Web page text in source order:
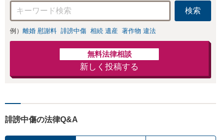
検索
例） 離婚 慰謝料 誹謗中傷 相続 遺産 著作物 違法
無料法律相談
新しく投稿する
誹謗中傷の法律Q&A